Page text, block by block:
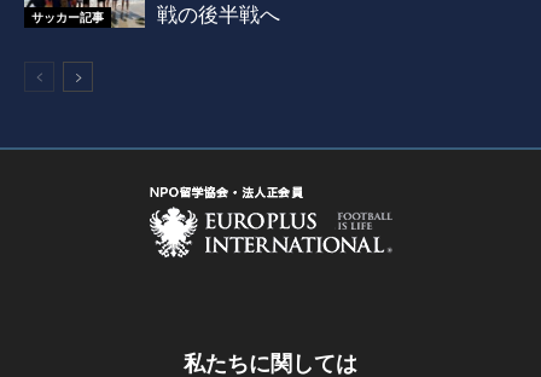
サッカー記事
戦の後半戦へ
私たちに関しては